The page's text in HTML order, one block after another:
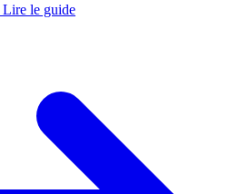
Lire le guide